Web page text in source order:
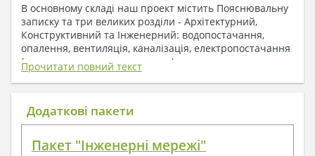
В основному складі наш проект містить Пояснювальну
записку та три великих розділи - Архітектурний,
Конструктивний та Інженерний: водопостачання,
опалення, вентиляція, каналізація, електропостачання
( купується за додаткову плату ).
1. До складу Архітектурного розділу
входять:
План покрівлі
Прочитати повний текст
Додаткові пакети
Пакет "Інженерні мережі"